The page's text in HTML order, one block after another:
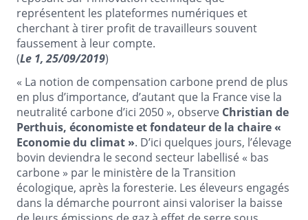
représentent les plateformes numériques et
cherchant à tirer profit de travailleurs souvent
faussement à leur compte.
(Le 1, 25/09/2019)
« La notion de compensation carbone prend de plus
en plus d’importance, d’autant que la France vise la
neutralité carbone d’ici 2050 », observe Christian de
Perthuis, économiste et fondateur de la chaire «
Economie du climat ». D’ici quelques jours, l’élevage
bovin deviendra le second secteur labellisé « bas
carbone » par le ministère de la Transition
écologique, après la foresterie. Les éleveurs engagés
dans la démarche pourront ainsi valoriser la baisse